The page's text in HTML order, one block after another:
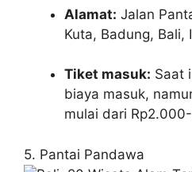
Alamat: Jalan
Kuta, Badung, Bali,
Tiket masuk: Saat
biaya masuk,
mulai dari
5. Pantai Pandawa